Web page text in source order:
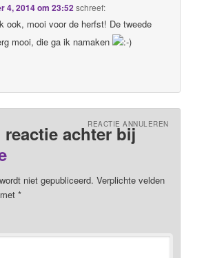
4, 2014 om 23:52schreef:
ook, mooi voor de herfst! De tweede
mooi, die ga ik namaken
reactie achter bij
REACTIE ANNULEREN
niet gepubliceerd. Verplichte velden
met*